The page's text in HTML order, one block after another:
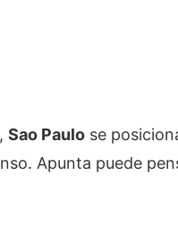
Sao Paulo se
Apunta puede